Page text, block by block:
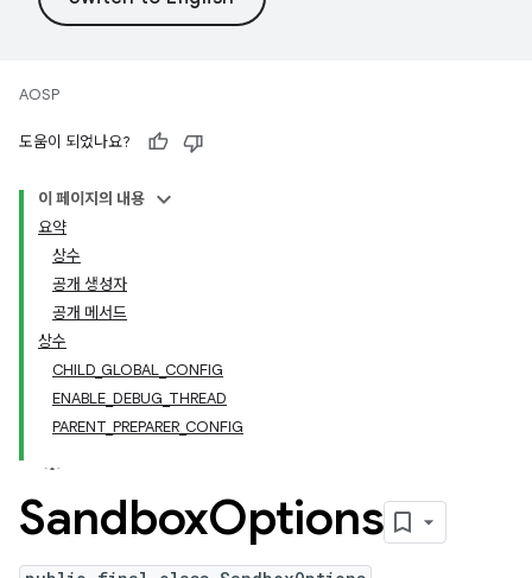
AOSP
도움이 되었나요?
이 페이지의 내용
요약
상수
공개 생성자
공개 메서드
상수
CHILD_GLOBAL_CONFIG
ENABLE_DEBUG_THREAD
PARENT_PREPARER_CONFIG
SandboxOptions